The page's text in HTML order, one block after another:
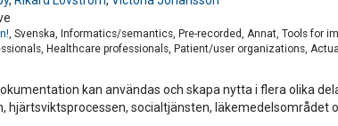
, Svenska, Informatics/semantics, Pre-recorded, Annat, Tools for
Healthcare professionals, Patient/user organizations,
kan användas och skapa nytta i flera olika
hjärtsviktsprocessen, socialtjänsten,